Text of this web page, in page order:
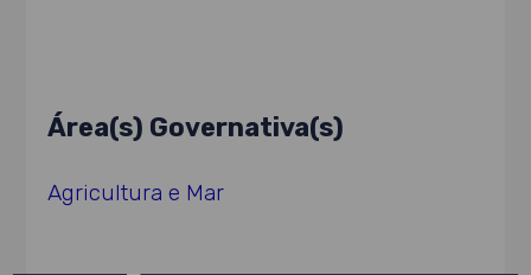
Área(s) Governativa(s)
Agricultura e Mar